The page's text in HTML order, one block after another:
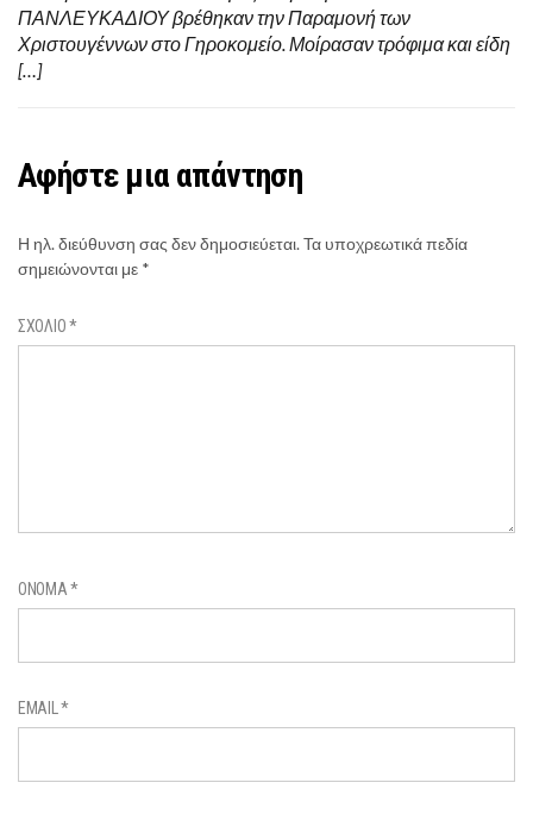
ΠΑΝΛΕΥΚΑΔΙΟΥ βρέθηκαν την Παραμονή των
Χριστουγέννων στο Γηροκομείο. Μοίρασαν τρόφιμα και είδη
[…]
Αφήστε μια απάντηση
Η ηλ. διεύθυνση σας δεν δημοσιεύεται.Τα υποχρεωτικά πεδία
σημειώνονται με *
ΣΧΌΛΙΟ*
ΌΝΟΜΑ*
EMAIL*